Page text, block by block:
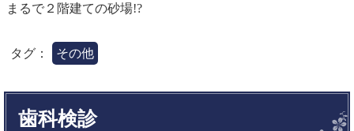
まるで２階建ての砂場!?
タグ： その他
歯科検診